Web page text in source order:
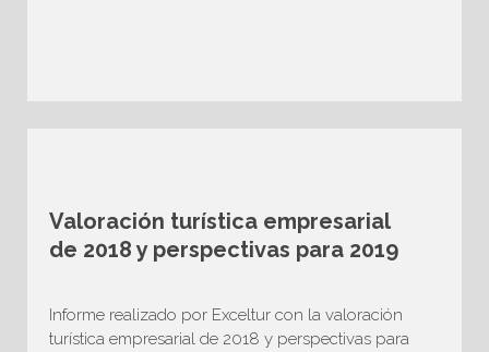
Valoración turística empresarial
de 2018 y perspectivas para 2019
Informe realizado por Exceltur con la valoración
turística empresarial de 2018 y perspectivas para